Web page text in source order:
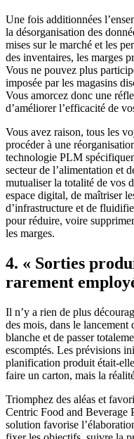
Une fois additionnées
la désorganisation des
mises sur le marché et les
des inventaires, les marges
Vous ne pouvez plus
imposée par les magasins
Vous amorcez donc une
d’améliorer l’efficacité de
Vous avez raison, tous les
procéder à une
technologie PLM
secteur de l’alimentation et
mutualiser la totalité de vos
espace digital, de maîtriser
d’infrastructure et de
pour réduire, voire
les marges.
4. « Sorties
rarement
Il n’y a rien de plus
des mois, dans le
blanche et de passer
escomptés. Les prévisions
planification produit était-
faire un carton, mais la
Triomphez des aléas et
Centric Food and
solution favorise